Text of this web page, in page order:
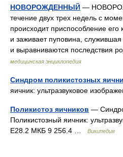
НОВОРОЖДЕННЫЙ —
течение двух трех недель с
происходит приспособление его
и заживает пуповина,
и выравниваются последствия
медицинская энциклопедия
Синдром поликистозных
яичник: ультразвуковое
Поликистоз яичников —
Поликистозный яичник:
E28.2 МКБ 9 256.4 …
Википедия